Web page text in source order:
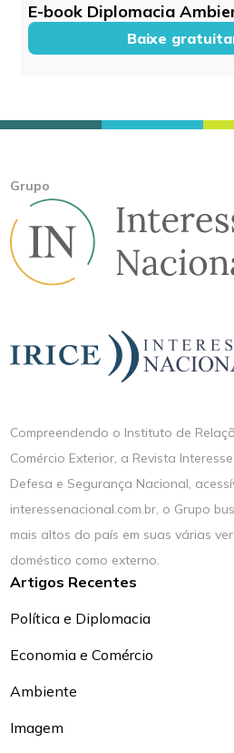
E-book Diplomacia
Baixe
Grupo
Compreendendo o Instituto de
Comércio Exterior, a Revista
Defesa e Segurança Nacional,
interessenacional.com.br, o Grupo
mais altos do país em suas várias
doméstico como externo.
Artigos Recentes
Política e Diplomacia
Economia e Comércio
Ambiente
Imagem